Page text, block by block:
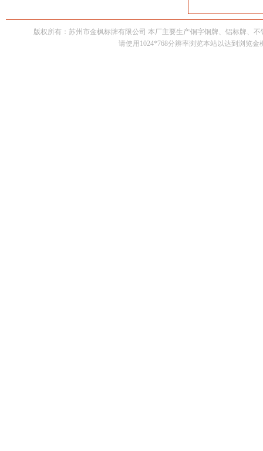
版权所有：苏州市金枫标牌有限公司 本厂主要生产铜字铜牌、铝标牌、
请使用1024*768分辨率浏览本站以达到浏览